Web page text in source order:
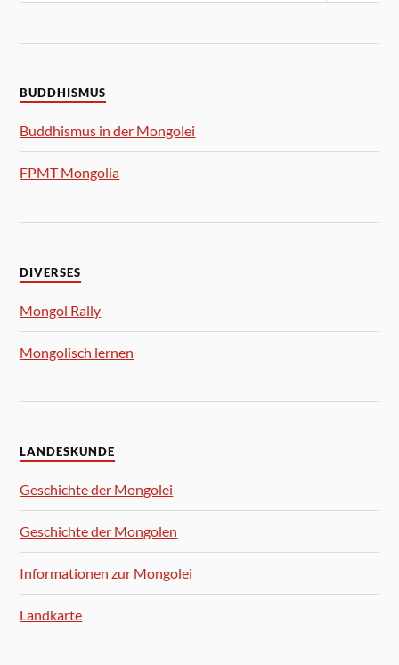
BUDDHISMUS
Buddhismus in der Mongolei
FPMT Mongolia
DIVERSES
Mongol Rally
Mongolisch lernen
LANDESKUNDE
Geschichte der Mongolei
Geschichte der Mongolen
Informationen zur Mongolei
Landkarte